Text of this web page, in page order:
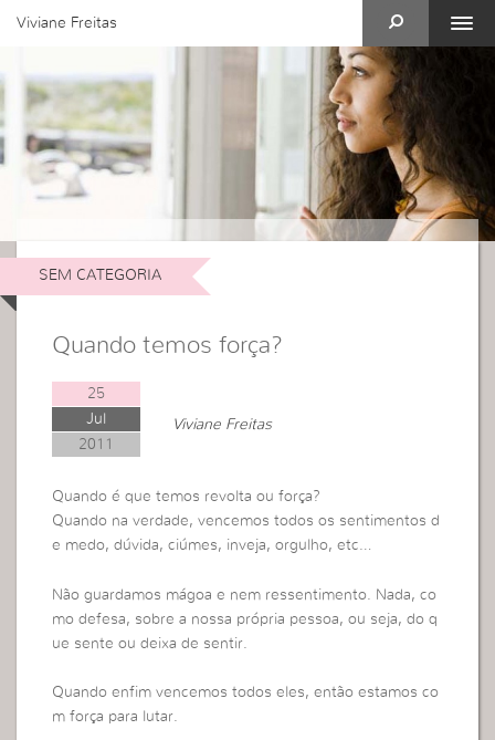
Viviane Freitas
SEM CATEGORIA
Quando temos força?
25
Jul
2011
Viviane Freitas
Quando é que temos revolta ou força?
Quando na verdade, vencemos todos os sentimentos d
e medo, dúvida, ciúmes, inveja, orgulho, etc…
Não guardamos mágoa e nem ressentimento. Nada, co
mo defesa, sobre a nossa própria pessoa, ou seja, do q
ue sente ou deixa de sentir.
Quando enfim vencemos todos eles, então estamos co
m força para lutar.